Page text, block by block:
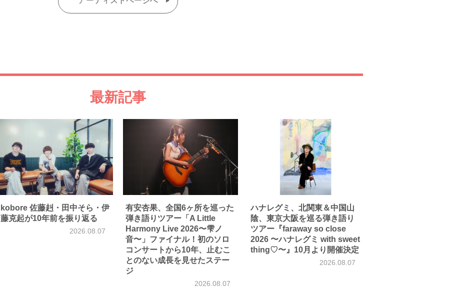
最新記事
kobore 佐藤赳・田中そら・伊
藤克起が10年前を振り返る
2026.08.07
有安杏果、全国6ヶ所を巡った
弾き語りツアー「A Little
Harmony Live 2026〜雫ノ
音〜」ファイナル！初のソロ
コンサートから10年、止むこ
とのない成長を見せたステー
ジ
2026.08.07
ハナレグミ、北関東＆中国山
陰、東京大阪を巡る弾き語り
ツアー『faraway so close
2026 〜ハナレグミ with sweet
thing♡〜』10月より開催決定
2026.08.07